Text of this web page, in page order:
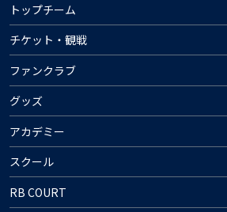
トップチーム
チケット・観戦
ファンクラブ
グッズ
アカデミー
スクール
RB COURT